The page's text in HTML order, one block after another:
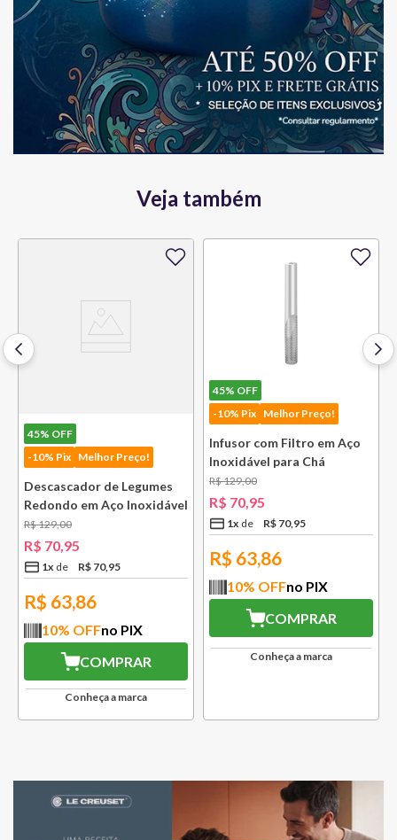
Veja também
45% OFF
-10% Pix Melhor Preço!
Descascador de Legumes
Redondo em Aço Inoxidável
131 mm Bsf
R$129,00
R$ 70,95
1x R$ 70,95
R$ 63,86
10% OFFno PIX
COMPRAR
Conheça a marca
45% OFF
-10% Pix Melhor Preço!
Infusor com Filtro em Aço
Inoxidável para Chá
Lausanne Bsf
R$129,00
R$ 70,95
1x R$ 70,95
R$ 63,86
10% OFFno PIX
COMPRAR
Conheça a marca